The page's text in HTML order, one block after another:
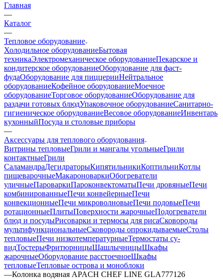
Главная
—
Каталог
—
Тепловое оборудование
Холодильное оборудованиеБытовая
техникаЭлектромеханическое оборудованиеПекарское и
кондитерское оборудованиеОборудование для фаст-
фудаОборудование для пиццерииНейтральное
оборудованиеКофейное оборудованиеМоечное
оборудованиеТорговое оборудованиеОборудование для
раздачи готовых блюдУпаковочное оборудованиеСанитарно-
гигиеническое оборудованиеВесовое оборудованиеИнвентарь
кухонныйПосуда и столовые приборы
—
Аксессуары для теплового оборудования
Витрины тепловыеГрили и мангалы угольныеГрили
контактныеГрили
СаламандраДегидраторыКипятильникиКоптильниКотлы
пищеварочныеМакароноваркиОбогреватели
уличныеПароваркиПароконвектоматыПечи дровяныеПечи
комбинированныеПечи конвейерныеПечи
конвекционныеПечи микроволновыеПечи подовыеПечи
ротационныеПлитыПоверхности жарочныеПодогреватели
блюд и посудыРисоварки и термосы для рисаСковороды
мультифункциональныеСковороды опрокидываемыеСтолы
тепловыеПечи низкотемпературныеТермостаты су-
видТостерыФритюрницыШашлычницыШкафы
жарочныеОборудование расстоечноеШкафы
тепловыеТепловые острова и моноблоки
—Колонка водяная APACH CHEF LINE GLA777126